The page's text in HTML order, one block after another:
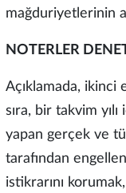
mağduriyetlerinin
NOTERLER
Açıklamada, ikinci
sıra, bir takvim
yapan gerçek ve
tarafından
istikrarını